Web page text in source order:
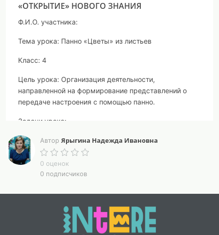
«ОТКРЫТИЕ» НОВОГО ЗНАНИЯ
Ф.И.О. участника:
Тема урока: Панно «Цветы» из листьев
Класс: 4
Цель урока: Организация деятельности,
направленной на формирование представлений о
передаче настроения с помощью панно.
Задачи урока:
Дидактические:
Способствовать формированию умения
формулировать определение понятия «панно»
Способствовать формированию умения
применять правила безопасной работы
Автор Ярыгина Надежда Ивановна
0 оценок
0 подписчиков